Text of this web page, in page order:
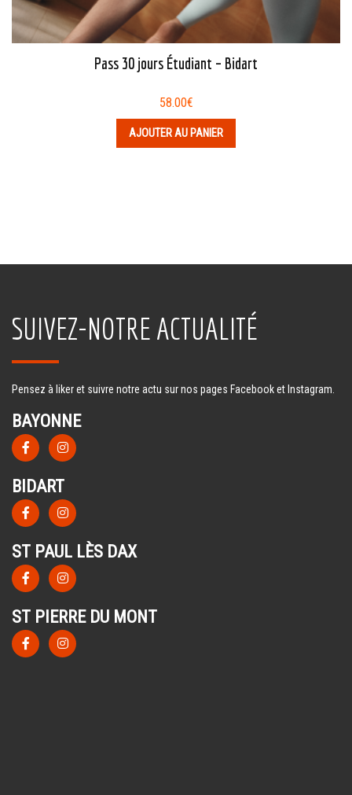
Pass 30 jours Étudiant – Bidart
58.00€
AJOUTER AU PANIER
SUIVEZ-NOTRE ACTUALITÉ
Pensez à liker et suivre notre actu sur nos pages Facebook et Instagram.
BAYONNE
BIDART
ST PAUL LÈS DAX
ST PIERRE DU MONT